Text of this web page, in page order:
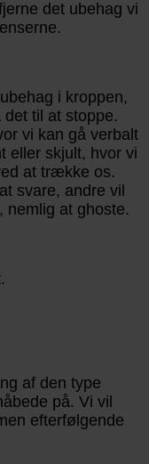
det ubehag vi
i kroppen,
til at stoppe.
vi kan gå verbalt
eller skjult, hvor vi
at trække os.
svare, andre vil
nemlig at ghoste.
af den type
på. Vi vil
efterfølgende